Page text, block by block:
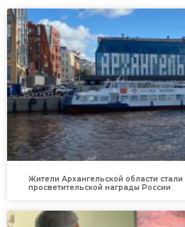
Жители Архангельской области
просветительской награды России